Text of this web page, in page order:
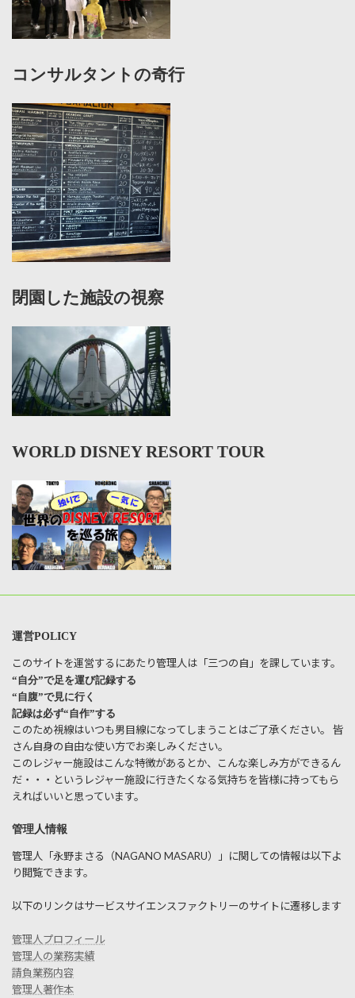
コンサルタントの奇行
閉園した施設の視察
WORLD DISNEY RESORT TOUR
運営POLICY
このサイトを運営するにあたり管理人は「三つの自」を課しています。
“自分”で足を運び記録する
“自腹”で見に行く
記録は必ず“自作”する
このため視線はいつも男目線になってしまうことはご了承ください。 皆
さん自身の自由な使い方でお楽しみください。
このレジャー施設はこんな特徴があるとか、こんな楽しみ方ができるん
だ・・・というレジャー施設に行きたくなる気持ちを皆様に持ってもら
えればいいと思っています。
管理人情報
管理人「永野まさる（NAGANO MASARU）」に関しての情報は以下よ
り閲覧できます。
以下のリンクはサービスサイエンスファクトリーのサイトに遷移します
管理人プロフィール
管理人の業務実績
請負業務内容
管理人著作本